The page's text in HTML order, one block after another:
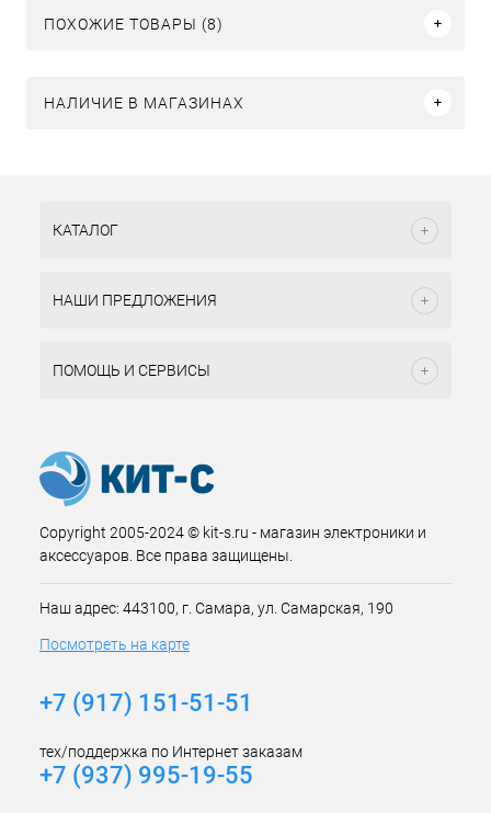
ПОХОЖИЕ ТОВАРЫ (8)
НАЛИЧИЕ В МАГАЗИНАХ
КАТАЛОГ
НАШИ ПРЕДЛОЖЕНИЯ
ПОМОЩЬ И СЕРВИСЫ
Copyright 2005-2024 © kit-s.ru - магазин электроники и
аксессуаров. Все права защищены.
Наш адрес: 443100, г. Самара, ул. Самарская, 190
Посмотреть на карте
+7 (917) 151-51-51
тех/поддержка по Интернет заказам
+7 (937) 995-19-55